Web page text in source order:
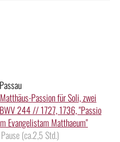
Matthäus-Passion für Soli, zwei
244 // 1727, 1736, "Passio
Evangelistam Matthaeum"
(ca.2,5 Std.)